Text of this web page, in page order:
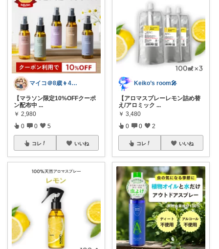
マイコ＠8歳👦4歳👧ママのお助け名品
​【マラソン限定10%OFFクーポ
ン配布中 ...
￥ 2,980
0 0 5
コレ いいね
Keiko’s room🎤
【アロマスプレーレモン詰め替
え/アロミック ...
￥ 3,480
0 0 2
コレ いいね